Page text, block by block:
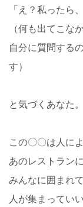
「え？私ったら
（何も出てこな
自分に質問する
す）
と気づくあなた。
この〇〇は人に
あのレストラン
みんなに囲まれ
人が集まってい